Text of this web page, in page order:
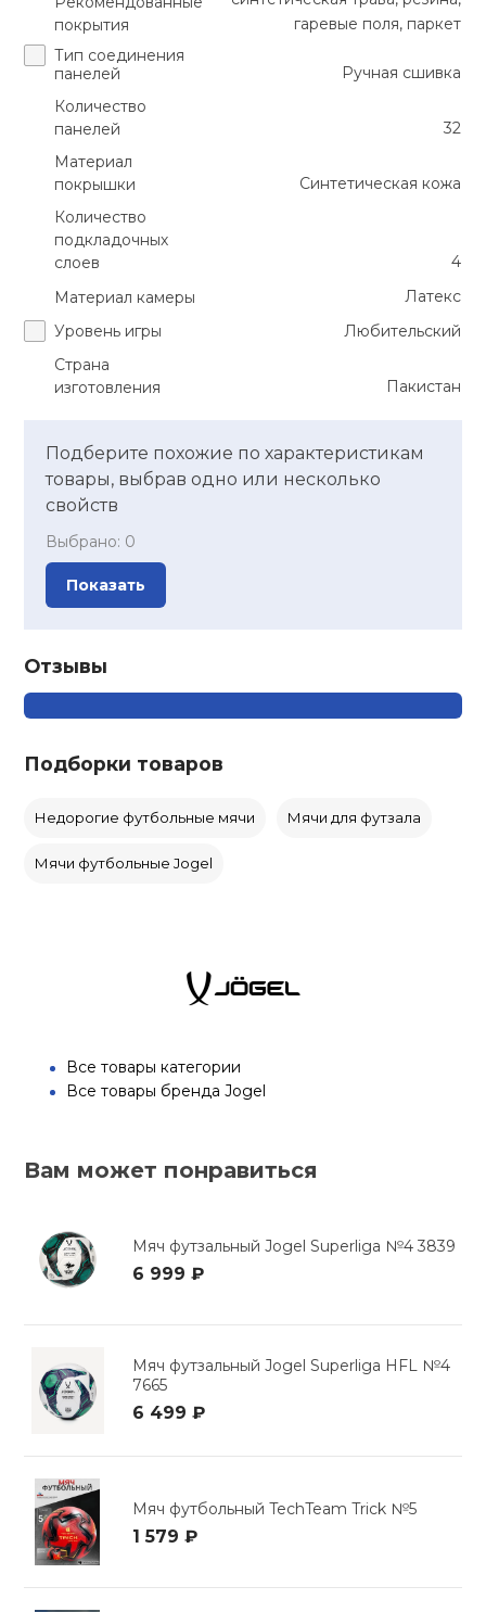
покрытия
гаревые поля, паркет
Тип соединения
панелей
Ручная сшивка
Количество
панелей
32
Материал
покрышки
Синтетическая кожа
Количество
подкладочных
слоев
4
Материал камеры
Латекс
Уровень игры
Любительский
Страна
изготовления
Пакистан
Подберите похожие по характеристикам
товары, выбрав одно или несколько
свойств
Выбрано: 0
Показать
Отзывы
Подборки товаров
Недорогие футбольные мячи Мячи для футзала
Мячи футбольные Jogel
Все товары категории
Все товары бренда Jogel
Вам может понравиться
Мяч футзальный Jogel Superliga №4 3839
6 999 ₽
Мяч футзальный Jogel Superliga HFL №4
7665
6 499 ₽
Мяч футбольный TechTeam Trick №5
1 579 ₽